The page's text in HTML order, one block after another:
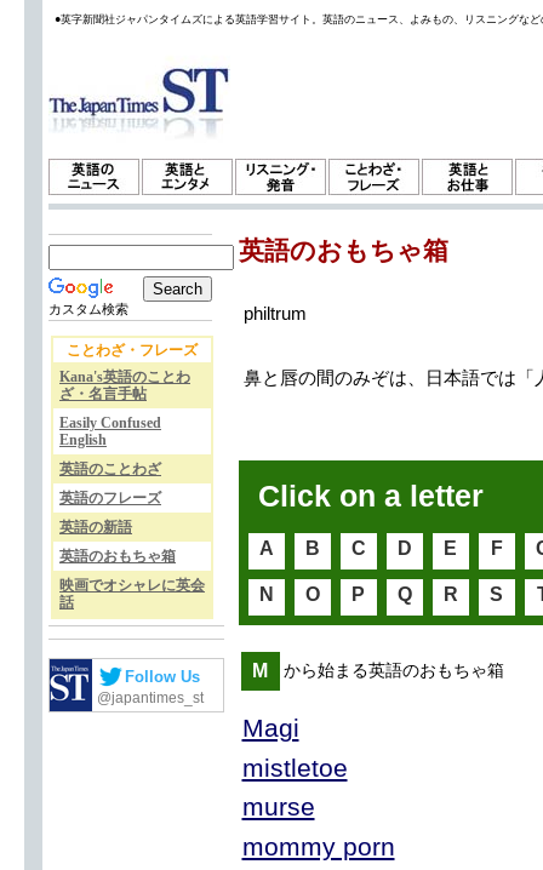
●英字新聞社ジャパンタイムズによる英語学習サイト。英語のニュース、よみもの、リスニングな
カスタム検索
ことわざ・フレーズ
Kana's英語のことわ
ざ・名言手帖
Easily Confused
English
英語のことわざ
英語のフレーズ
英語の新語
英語のおもちゃ箱
映画でオシャレに英会
話
Follow Us
@japantimes_st
英語のおもちゃ箱
philtrum
鼻と唇の間のみぞは、日本語では
Click on a letter
A B C D E F
N O P Q R S
M から始まる英語のおもちゃ箱
Magi
mistletoe
murse
mommy porn